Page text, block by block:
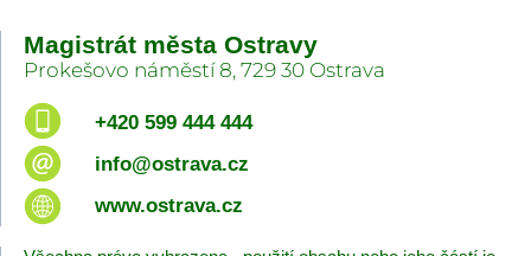
Magistrát města Ostravy
Prokešovo náměstí 8, 729 30 Ostrava
+420 599 444 444
info@ostrava.cz
www.ostrava.cz